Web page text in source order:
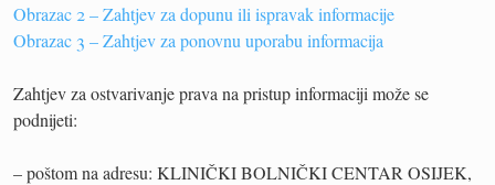
Obrazac 2 – Zahtjev za dopunu ili ispravak informacije
Obrazac 3 – Zahtjev za ponovnu uporabu informacija
Zahtjev za ostvarivanje prava na pristup informaciji može se
podnijeti:
– poštom na adresu: KLINIČKI BOLNIČKI CENTAR OSIJEK,